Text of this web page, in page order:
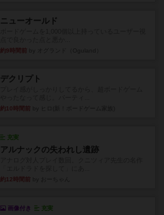
ニューオールド
約9時間前
デクリプト
約10時間前
充実
アルナックの失われし遺跡
約12時間前
画像付き 充実